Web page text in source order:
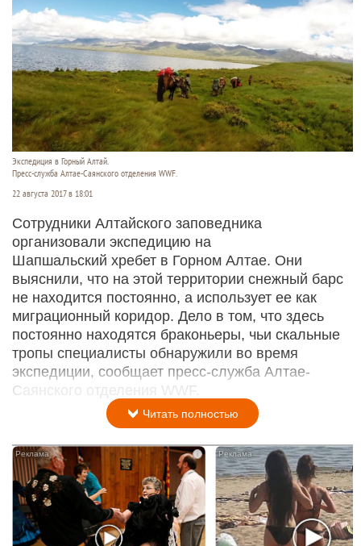
Экспедиция в Горный Алтай.
Пресс-служба Алтае-Саянского отделения WWF.
22 августа 2017 в 18:01
Сотрудники Алтайского заповедника
организовали экспедицию на
Шапшальский хребет в Горном Алтае. Они
выяснили, что на этой территории снежный барс
не находится постоянно, а использует ее как
миграционный коридор. Дело в том, что здесь
постоянно находятся браконьеры, чьи скальные
тропы специалисты обнаружили во время
экспедиции, сообщает пресс-служба Алтае-
Саянского отделения WWF.
Читать полностью